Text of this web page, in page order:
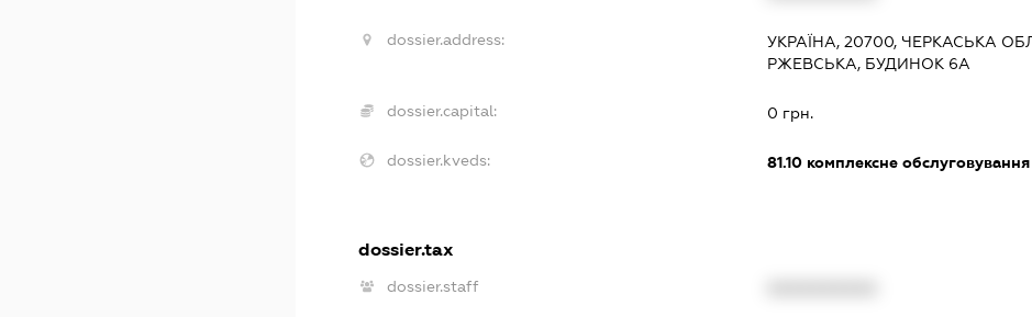
dossier.address:
УКРАЇНА, 20700, ЧЕРКАСЬКА
РЖЕВСЬКА, БУДИНОК 6А
dossier.capital: 0 грн.
dossier.kveds: 81.10комплексне обслуговування
dossier.tax
dossier.staff